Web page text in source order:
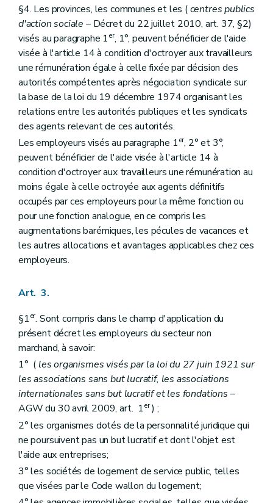
§4. Les provinces, les communes et les (centres publics
d'action sociale – Décret du 22 juillet 2010, art. 37, §2)
visés au paragraphe 1er, 1°, peuvent bénéficier de l'aide
visée à l'article 14 à condition d'octroyer aux travailleurs
une rémunération égale à celle fixée par décision des
autorités compétentes après négociation syndicale sur
la base de la loi du 19 décembre 1974 organisant les
relations entre les autorités publiques et les syndicats
des agents relevant de ces autorités.
Les employeurs visés au paragraphe 1er, 2° et 3°,
peuvent bénéficier de l'aide visée à l'article 14 à
condition d'octroyer aux travailleurs une rémunération au
moins égale à celle octroyée aux agents définitifs
occupés par ces employeurs pour la même fonction ou
pour une fonction analogue, en ce compris les
augmentations barémiques, les pécules de vacances et
les autres allocations et avantages applicables chez ces
employeurs.
Art. 3.
§1er. Sont compris dans le champ d'application du
présent décret les employeurs du secteur non
marchand, à savoir:
1° ( les organismes visés par la loi du 27 juin 1921 sur
les associations sans but lucratif, les associations
internationales sans but lucratif et les fondations –
AGW du 30 avril 2009, art. 1er) ;
2° les organismes dotés de la personnalité juridique qui
ne poursuivent pas un but lucratif et dont l'objet est
l'aide aux entreprises;
3° les sociétés de logement de service public, telles
que visées par le Code wallon du logement;